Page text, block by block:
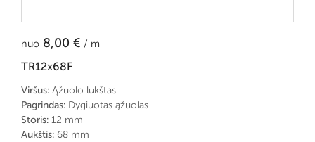
nuo 8,00 € / m
TR12x68F
Viršus: Ąžuolo lukštas
Pagrindas: Dygiuotas ąžuolas
Storis: 12 mm
Aukštis: 68 mm